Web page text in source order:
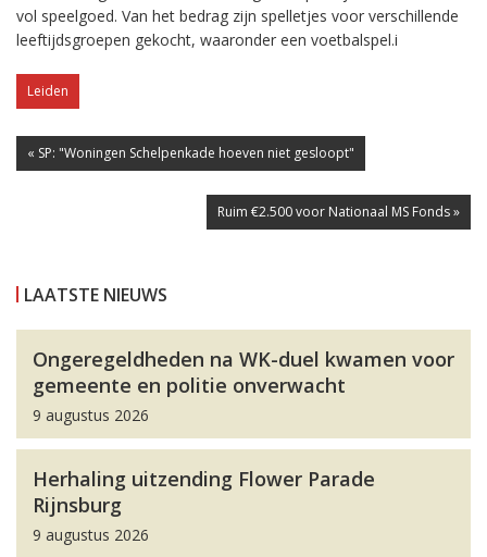
vol speelgoed. Van het bedrag zijn spelletjes voor verschillende
leeftijdsgroepen gekocht, waaronder een voetbalspel.i
Leiden
« SP: "Woningen Schelpenkade hoeven niet gesloopt"
Ruim €2.500 voor Nationaal MS Fonds »
LAATSTE NIEUWS
Ongeregeldheden na WK-duel kwamen voor
gemeente en politie onverwacht
9 augustus 2026
Herhaling uitzending Flower Parade
Rijnsburg
9 augustus 2026